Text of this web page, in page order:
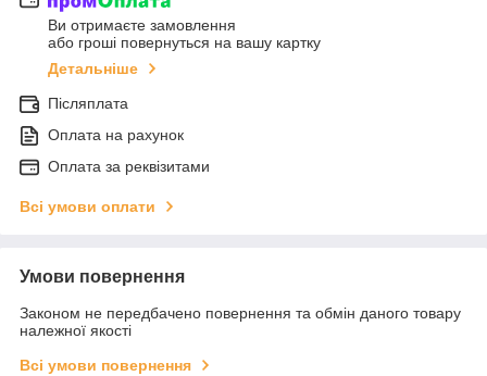
Ви отримаєте замовлення
або гроші повернуться на вашу картку
Детальніше
Післяплата
Оплата на рахунок
Оплата за реквізитами
Всі умови оплати
Умови повернення
Законом не передбачено повернення та обмін даного товару
належної якості
Всі умови повернення